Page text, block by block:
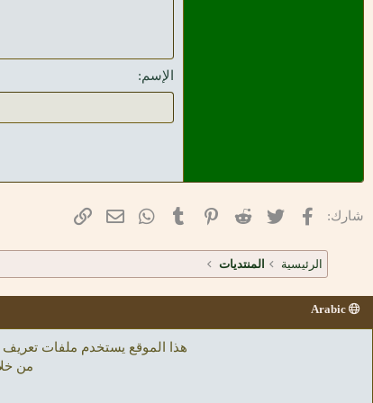
18
22
الإسم
شارك: فيسبوكتويتر Reddit
Pinterest
Tumblr
WhatsAppالبريد الإلكتروني
الرئيسية المنتديات
هذا الموقع يستخدم ملفات
من